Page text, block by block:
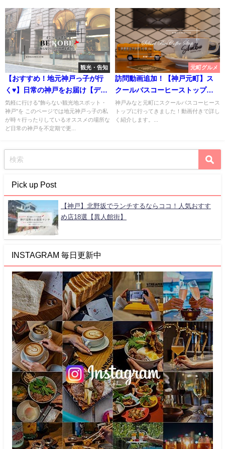
観光・告知
【おすすめ！地元神戸っ子が行
く♥】日常の神戸をお届け【ディ
ープな場所まで】
気軽に行ける"飾らない観光地スポット・
神戸"を このページでは地元神戸っ子の私
が時々行ったりしているオススメの場所な
ど日常の神戸を不定期で更...
元町グルメ
訪問動画追加！【神戸元町】ス
クールバスコーヒーストップで
本格珈琲と焼き菓子を
【SCHOOL BUS COFFEE
STOP】
神戸みなと元町にスクールバスコーヒース
トップに行ってきました！動画付きで詳し
く紹介します。...
Pick up Post
【神戸】北野坂でランチするならココ！人気おすす
め店18選【異人館街】
INSTAGRAM 毎日更新中